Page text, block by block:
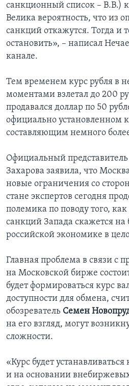
санкционный список – В.В.)
Велика вероятность, что из
санкций откажутся. Тогда и
остановить», – написал
канале.
Тем временем курс рубля в
моментами взлетал до 200
продавался доллар по 50
официально установленном
составляющим немного
Официальный
Захарова заявила, что
новые ограничения со
стане экспертов сегодня
полемика по поводу того,
санкций Запада скажется на
российской экономике в
Главная проблема в связи с
на Московской бирже
будет формироваться курс
доступности для обмена,
обозреватель Семен
на его взгляд, могут
сложности.
«Курс будет
и на основании